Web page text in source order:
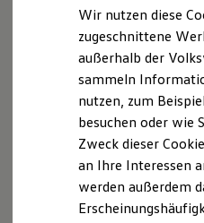
Elektroautos
ID. Tutorials
Reichweite
Reichweite der
Reichweite im
Laden
Laden
Laden Zuhause
Probefahrt
Fahrzeugangebot
Wir nutzen diese
zugeschnittene
außerhalb der
sammeln
nutzen, zum
besuchen oder wie
Zweck dieser
an Ihre Interessen
werden außerdem